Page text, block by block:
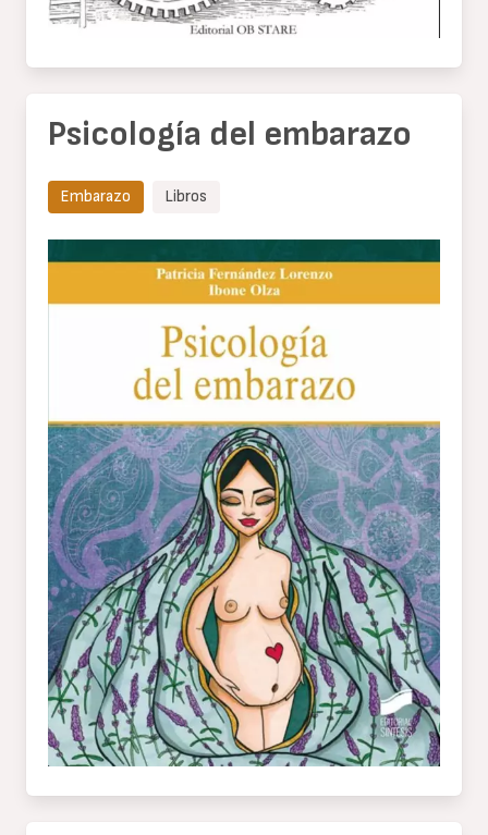
Psicología del embarazo
Embarazo Libros